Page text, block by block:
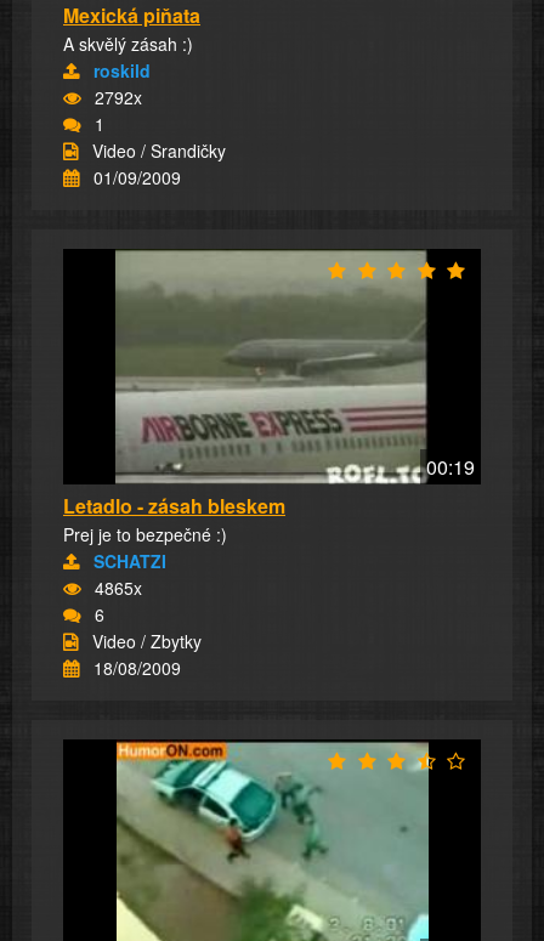
Mexická piňata
A skvělý zásah :)
roskild
2792x
1
Video / Srandičky
01/09/2009
00:19
Letadlo - zásah bleskem
Prej je to bezpečné :)
SCHATZI
4865x
6
Video / Zbytky
18/08/2009